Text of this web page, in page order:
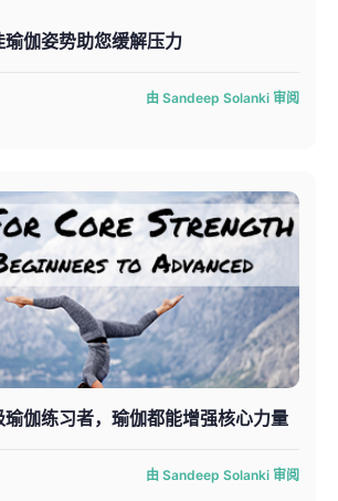
伽姿势助您缓解压力
由 Sandeep Solanki 审阅
瑜伽练习者，瑜伽都能增强核心力量
由 Sandeep Solanki 审阅